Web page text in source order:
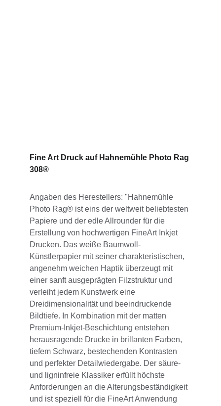
Fine Art Druck auf Hahnemühle Photo Rag
308®
Angaben des Herestellers: "Hahnemühle
Photo Rag® ist eins der weltweit beliebtesten
Papiere und der edle Allrounder für die
Erstellung von hochwertigen FineArt Inkjet
Drucken. Das weiße Baumwoll-
Künstlerpapier mit seiner charakteristischen,
angenehm weichen Haptik überzeugt mit
einer sanft ausgeprägten Filzstruktur und
verleiht jedem Kunstwerk eine
Dreidimensionalität und beeindruckende
Bildtiefe. In Kombination mit der matten
Premium-Inkjet-Beschichtung entstehen
herausragende Drucke in brillanten Farben,
tiefem Schwarz, bestechenden Kontrasten
und perfekter Detailwiedergabe. Der säure-
und ligninfreie Klassiker erfüllt höchste
Anforderungen an die Alterungsbeständigkeit
und ist speziell für die FineArt Anwendung